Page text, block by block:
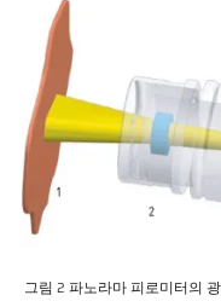
그림 2 파노라마 피로미터의